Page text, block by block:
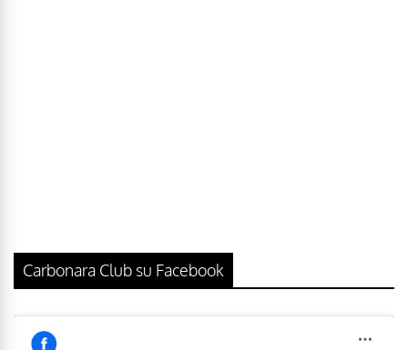
Carbonara Club su Facebook